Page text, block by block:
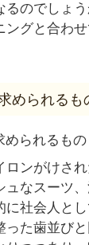
るのでしょ
ングと合わ
められるも
ロンがけさ
ュなスーツ
に社会人と
った歯並び